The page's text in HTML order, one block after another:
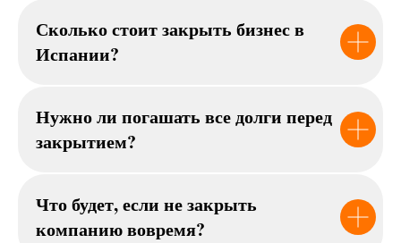
Сколько стоит закрыть бизнес в
Испании?
Нужно ли погашать все долги перед
закрытием?
Что будет, если не закрыть
компанию вовремя?